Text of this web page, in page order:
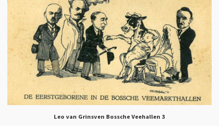
Leo van Grinsven Bossche Veehallen 3